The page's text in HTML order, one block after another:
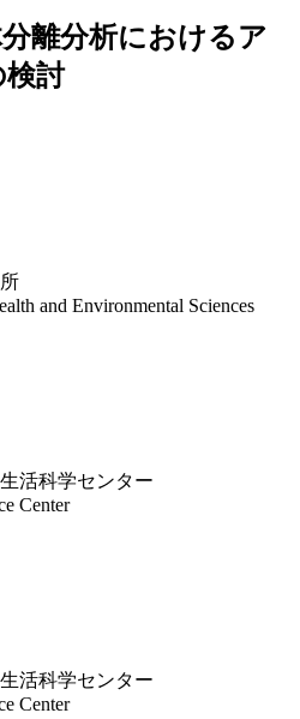
離分析におけるア
討
and Environmental Sciences
活科学センター
Center
活科学センター
Center